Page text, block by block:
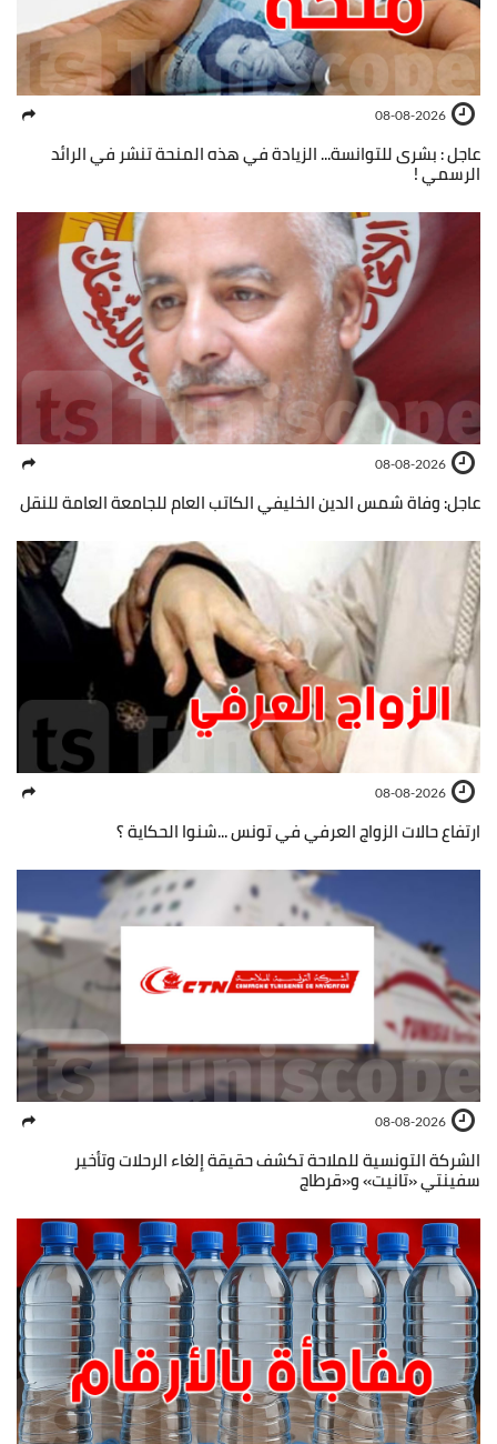
08-08-2026
عاجل : بشرى للتوانسة... الزيادة في هذه المنحة تنشر في الرائد
الرسمي !
08-08-2026
عاجل: وفاة شمس الدين الخليفي الكاتب العام للجامعة العامة للنقل
08-08-2026
ارتفاع حالات الزواج العرفي في تونس ...شنوا الحكاية ؟
08-08-2026
الشركة التونسية للملاحة تكشف حقيقة إلغاء الرحلات وتأخير
سفينتي «تانيت» و«قرطاج